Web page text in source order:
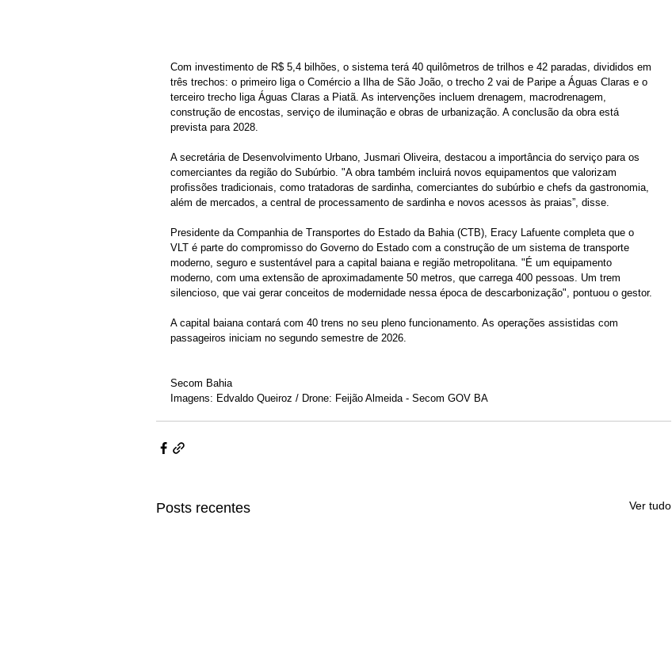
Com investimento de R$ 5,4 bilhões, o sistema terá 40 quilômetros de trilhos e 42 paradas, divididos em
três trechos: o primeiro liga o Comércio a Ilha de São João, o trecho 2 vai de Paripe a Águas Claras e o
terceiro trecho liga Águas Claras a Piatã. As intervenções incluem drenagem, macrodrenagem,
construção de encostas, serviço de iluminação e obras de urbanização. A conclusão da obra está
prevista para 2028.
A secretária de Desenvolvimento Urbano, Jusmari Oliveira, destacou a importância do serviço para os
comerciantes da região do Subúrbio. "A obra também incluirá novos equipamentos que valorizam
profissões tradicionais, como tratadoras de sardinha, comerciantes do subúrbio e chefs da gastronomia,
além de mercados, a central de processamento de sardinha e novos acessos às praias”, disse.
Presidente da Companhia de Transportes do Estado da Bahia (CTB), Eracy Lafuente completa que o
VLT é parte do compromisso do Governo do Estado com a construção de um sistema de transporte
moderno, seguro e sustentável para a capital baiana e região metropolitana. "É um equipamento
moderno, com uma extensão de aproximadamente 50 metros, que carrega 400 pessoas. Um trem
silencioso, que vai gerar conceitos de modernidade nessa época de descarbonização", pontuou o gestor.
A capital baiana contará com 40 trens no seu pleno funcionamento. As operações assistidas com
passageiros iniciam no segundo semestre de 2026.
Secom Bahia
Imagens: Edvaldo Queiroz / Drone: Feijão Almeida - Secom GOV BA
Posts recentes Ver tudo